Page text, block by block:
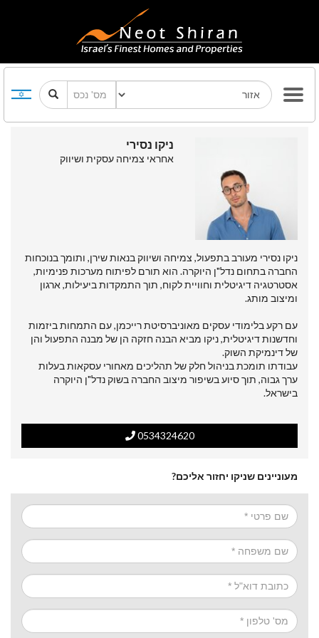
ניקו נסירי
אחראי צמיחה עסקית ושיווק
ניקו נסירי מעורב בתפעול, צמיחה ושיווק בנאות שירן, ותומך בנוכחות
החברה בתחום נדל"ן היוקרה. הוא תורם לפיתוח מערכות פנימיות,
אסטרטגיה דיגיטלית וחוויית לקוח, תוך התמקדות ביעילות, ארגון
ומיצוב מותג.
עם רקע בלימודי עסקים מאוניברסיטת רייכמן, עם התמחות ביזמות
וחדשנות דיגיטלית, ניקו מביא הבנה חזקה הן של מבנה התפעול והן
של דינמיקת השוק.
עבודתו תומכת בניהול חלק של תהליכים מאחורי עסקאות בעלות
ערך גבוה, תוך סיוע בשיפור מיצוב החברה בשוק נדל"ן היוקרה
בישראל.
0534324620
מעוניינים שניקו יחזור אליכם?